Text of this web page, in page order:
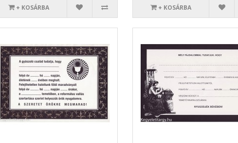
+ KOSÁRBA + KOSÁRBA